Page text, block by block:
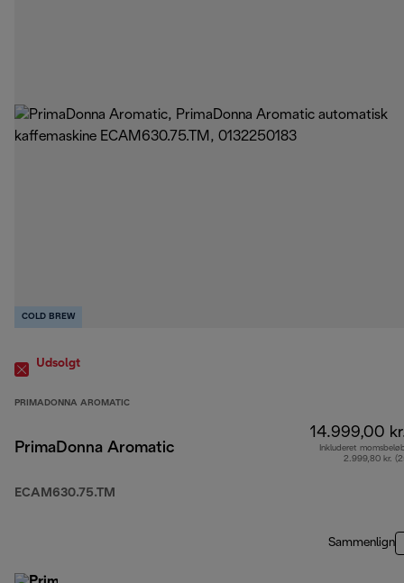
COLD BREW
Udsolgt
PRIMADONNA AROMATIC
PrimaDonna Aromatic
ECAM630.75.TM
14.999,00
Inkluderet
2.999,80 kr.
Sammenlign